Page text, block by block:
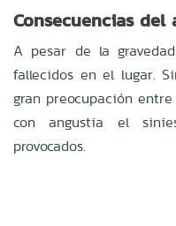
Consecuencias del
A pesar de la
fallecidos en el lugar.
gran preocupación
con angustia el
provocados.